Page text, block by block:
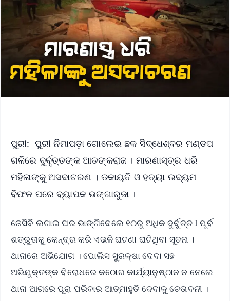
ପୁରୀ: ପୁରୀ ନିମାପଡ଼ା ଗୋଲେଇ ଛକ ସିଦ୍ଧେଶ୍ବର ମଣ୍ଡପ
ଗଳିରେ ଦୁର୍ବୃତ୍ତଙ୍କ ଆତଙ୍କରାଜ । ମାରଣାସ୍ତ୍ର ଧରି
ମହିଳାଙ୍କୁ ଅସଦାଚରଣ । ଡକାୟତି ଓ ହତ୍ୟା ଉଦ୍ୟମ
ବିଫଳ ପରେ ବ୍ୟାପକ ଭଙ୍ଗାରୁଜା ।
ଜେସିବି ଲଗାଇ ଘର ଭାଙ୍ଗିଦେଲେ ୧୦ରୁ ଅଧିକ ଦୁର୍ବୁତ୍ତ I ପୂର୍ବ
ଶତ୍ରୁତାକୁ କେନ୍ଦ୍ର କରି ଏଭଳି ଘଟଣା ଘଟିଥିବା ସୂଚନା ।
ଥାନାରେ ଅଭିଯୋଗ । ପୋଲିସ ସୁରକ୍ଷା ଦେବା ସହ
ଅଭିଯୁକ୍ତଙ୍କ ବିରୋଧରେ କଠୋର କାର୍ଯ୍ୟାନୁଷ୍ଠାନ ନ ନେଲେ
ଥାନା ଆଗରେ ପୂରା ପରିବାର ଆତ୍ମାହୁତି ଦେବାକୁ ଚେତାବନୀ ।